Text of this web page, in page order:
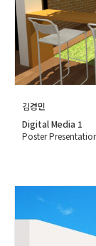
김경민
Digital Media 1
Poster